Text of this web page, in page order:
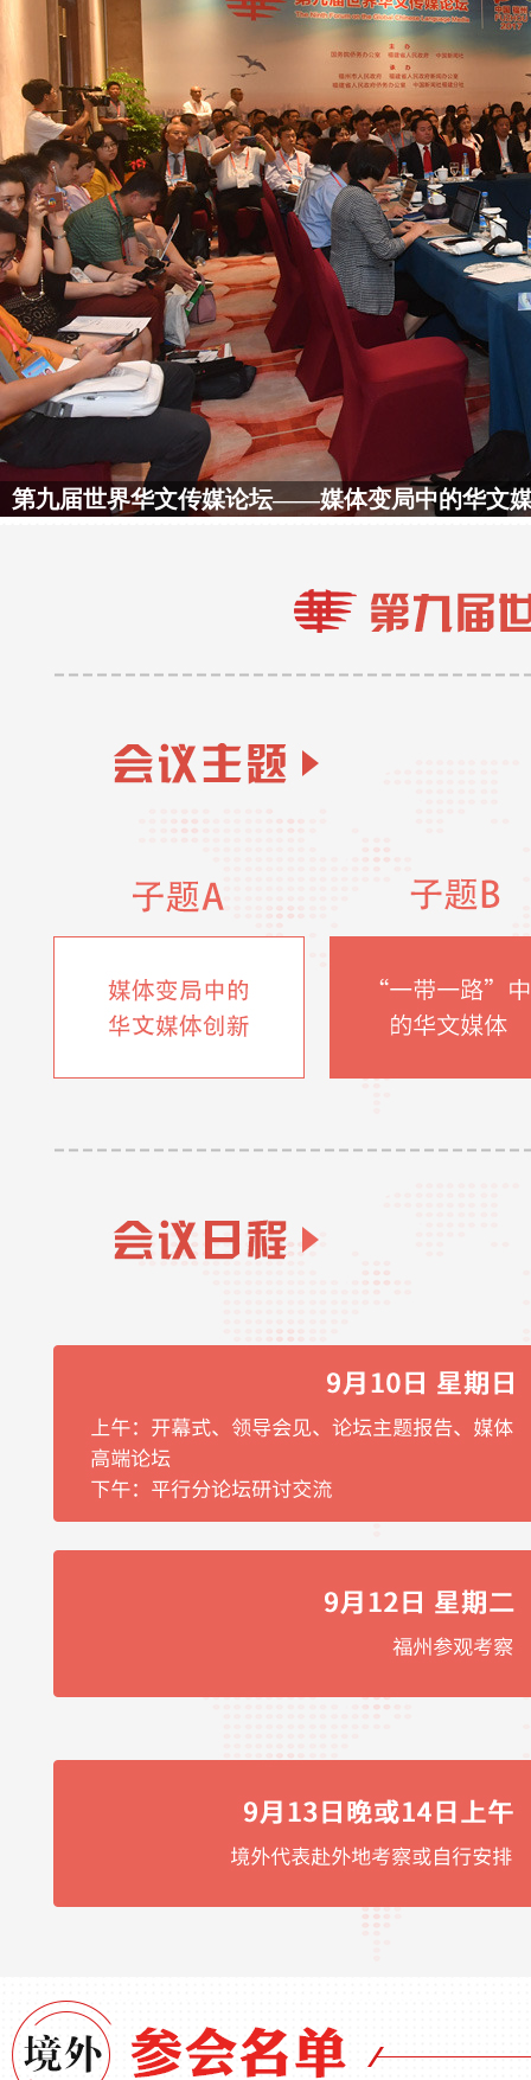
中国新闻网
#第九届华文传媒论坛#
中国新闻社社长章新新在第九届世
传媒论坛上发表题为《“一带一路”与华文媒体新发展》的
告，就华文媒体的机遇与使命展开探讨……
中国新闻网
#第九届华文传媒论坛#国务院新闻办公室副主任郭卫民指
在“一带一路”倡议渐成全球共识、中国与世界联系日益紧
下，海外华文媒体应紧紧抓住历史机遇，积极主动地讲好
事…… [详细]
中国新闻网
#第九届华文传媒论坛#福建省省长于伟国指出，遍布全球
华人媒体是联系中国与世界的重要桥梁，福建与海外华文
直保持紧密联系…… [详细]
中国新闻网
#第九届华文传媒论坛#国务院侨办主任裘援平指出，华文
是“丝路”理念、“丝路精神”的弘扬者和传播者，也是“丝路”
设、“丝路”联通的参与者和记录者……
中国新闻网
10日上午9时，由中国国务院侨务办
华文传媒人福州分享如何讲好“中国故事”